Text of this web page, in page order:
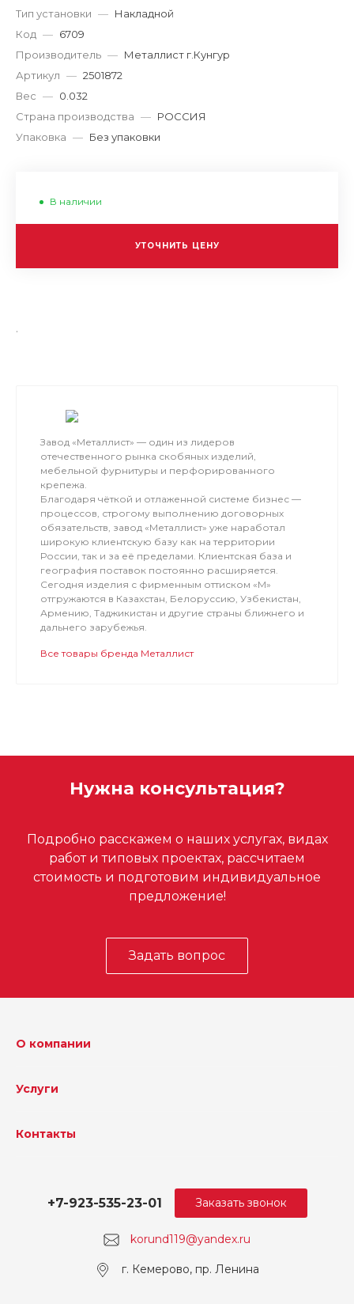
Тип установки — Накладной
Код — 6709
Производитель — Металлист г.Кунгур
Артикул — 2501872
Вес — 0.032
Страна производства — РОССИЯ
Упаковка — Без упаковки
В наличии
УТОЧНИТЬ ЦЕНУ
.
Завод «Металлист» — один из лидеров
отечественного рынка скобяных изделий,
мебельной фурнитуры и перфорированного
крепежа.
Благодаря чёткой и отлаженной системе бизнес —
процессов, строгому выполнению договорных
обязательств, завод «Металлист» уже наработал
широкую клиентскую базу как на территории
России, так и за её пределами. Клиентская база и
география поставок постоянно расширяется.
Сегодня изделия с фирменным оттиском «М»
отгружаются в Казахстан, Белоруссию, Узбекистан,
Армению, Таджикистан и другие страны ближнего и
дальнего зарубежья.
Все товары бренда Металлист
Нужна консультация?
Подробно расскажем о наших услугах, видах
работ и типовых проектах, рассчитаем
стоимость и подготовим индивидуальное
предложение!
Задать вопрос
О компании
Услуги
Контакты
korund119@yandex.ru
+7-923-535-23-01
г. Кемерово, пр. Ленина
Заказать звонок